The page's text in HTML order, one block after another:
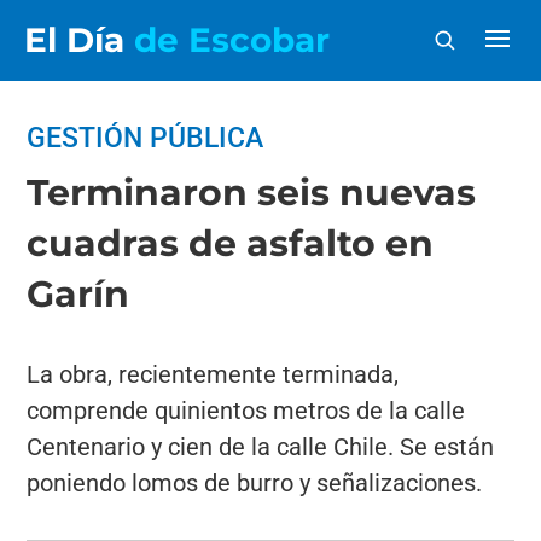
El Día de Escobar
GESTIÓN PÚBLICA
Terminaron seis nuevas
cuadras de asfalto en
Garín
La obra, recientemente terminada,
comprende quinientos metros de la calle
Centenario y cien de la calle Chile. Se están
poniendo lomos de burro y señalizaciones.